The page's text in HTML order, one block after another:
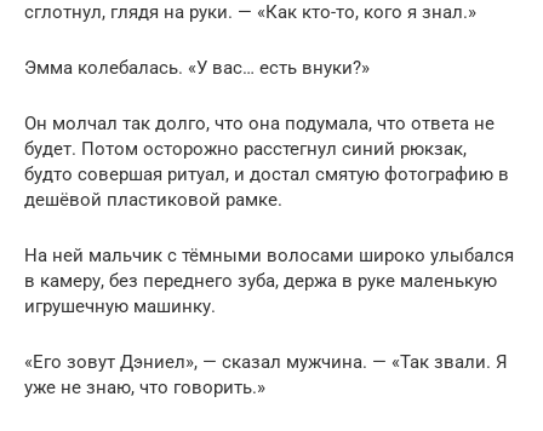
сглотнул, глядя на руки. — «Как кто-то, кого я знал.»
Эмма колебалась. «У вас… есть внуки?»
Он молчал так долго, что она подумала, что ответа не
будет. Потом осторожно расстегнул синий рюкзак,
будто совершая ритуал, и достал смятую фотографию в
дешёвой пластиковой рамке.
На ней мальчик с тёмными волосами широко улыбался
в камеру, без переднего зуба, держа в руке маленькую
игрушечную машинку.
«Его зовут Дэниел», — сказал мужчина. — «Так звали. Я
уже не знаю, что говорить.»